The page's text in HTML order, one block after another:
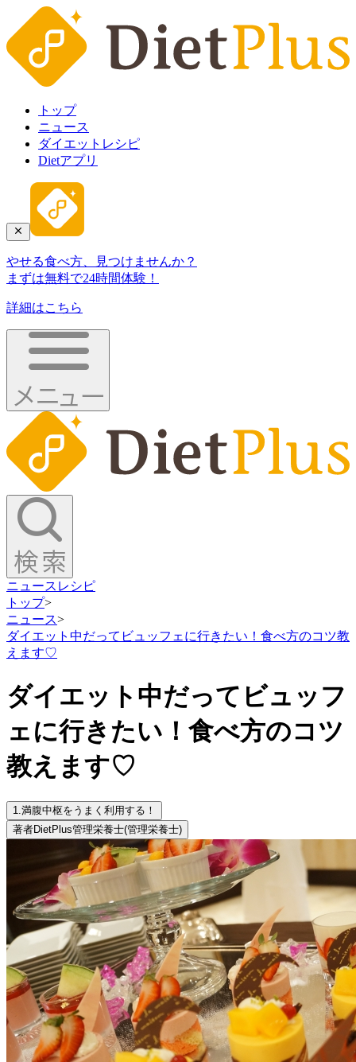
トップ
ニュース
ダイエットレシピ
Dietアプリ
やせる食べ方、見つけませんか？
まずは無料で24時間体験！
詳細はこちら
ニュース レシピ
トップ>
ニュース>
ダイエット中だってビュッフェに行きたい！食べ方のコツ教
えます♡
ダイエット中だってビュッフ
ェに行きたい！食べ方のコツ
教えます♡
1.満腹中枢をうまく利用する！
著者DietPlus管理栄養士(管理栄養士)